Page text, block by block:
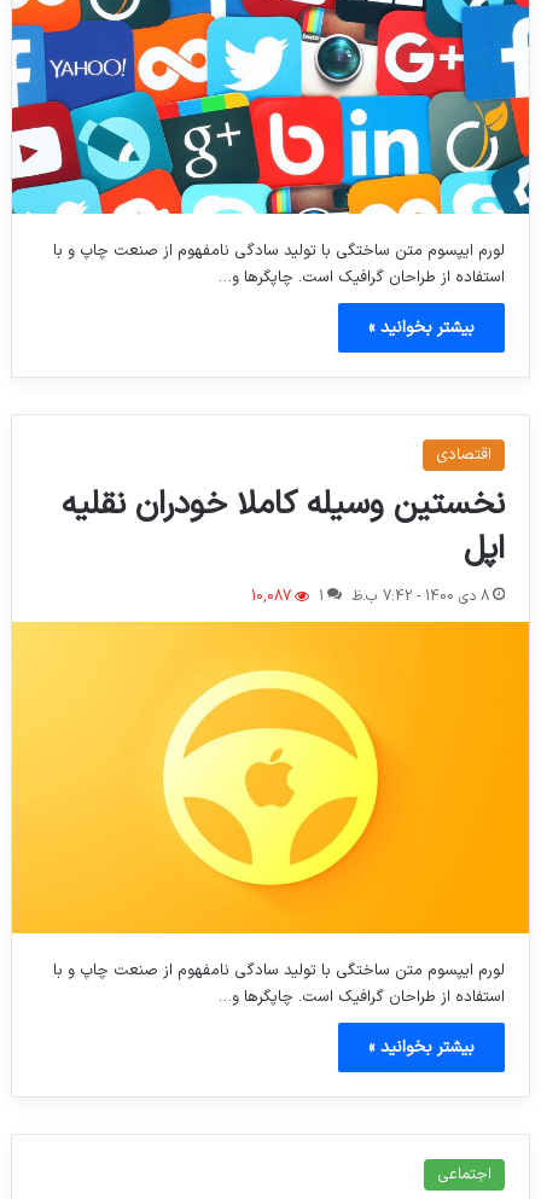
لورم ایپسوم متن ساختگی با تولید سادگی نامفهوم از صنعت چاپ و با
استفاده از طراحان گرافیک است. چاپگرها و…
بیشتر بخوانید »
اقتصادی
نخستین وسیله کاملا خودران نقلیه
اپل
8 دی 1400 - 7:42 ب.ظ 1
10,087
لورم ایپسوم متن ساختگی با تولید سادگی نامفهوم از صنعت چاپ و با
استفاده از طراحان گرافیک است. چاپگرها و…
بیشتر بخوانید »
اجتماعی